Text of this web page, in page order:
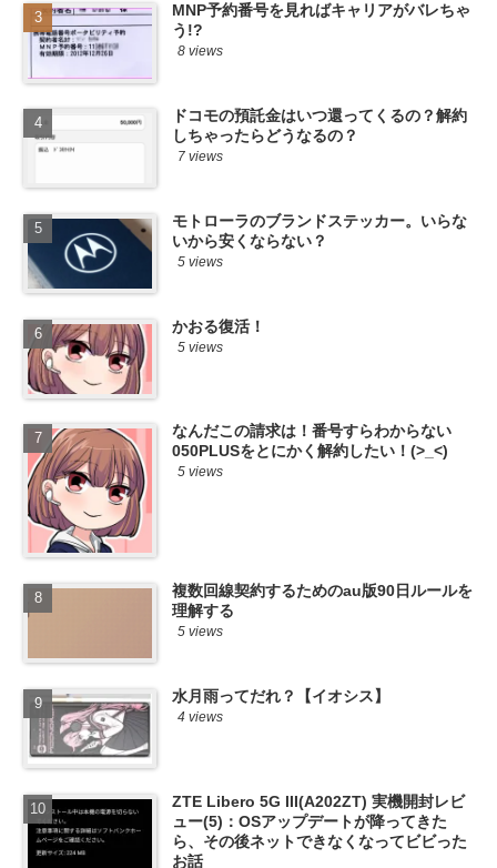
MNP予約番号を見ればキャリアがバレちゃ
う!?
8 views
ドコモの預託金はいつ還ってくるの？解約
しちゃったらどうなるの？
7 views
モトローラのブランドステッカー。いらな
いから安くならない？
5 views
かおる復活！
5 views
なんだこの請求は！番号すらわからない
050PLUSをとにかく解約したい！(>_<)
5 views
複数回線契約するためのau版90日ルールを
理解する
5 views
水月雨ってだれ？【イオシス】
4 views
ZTE Libero 5G III(A202ZT) 実機開封レビ
ュー(5)：OSアップデートが降ってきた
ら、その後ネットできなくなってビビった
お話